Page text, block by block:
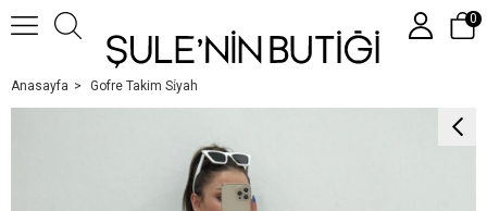
0
Anasayfa Gofre Takim Si̇yah